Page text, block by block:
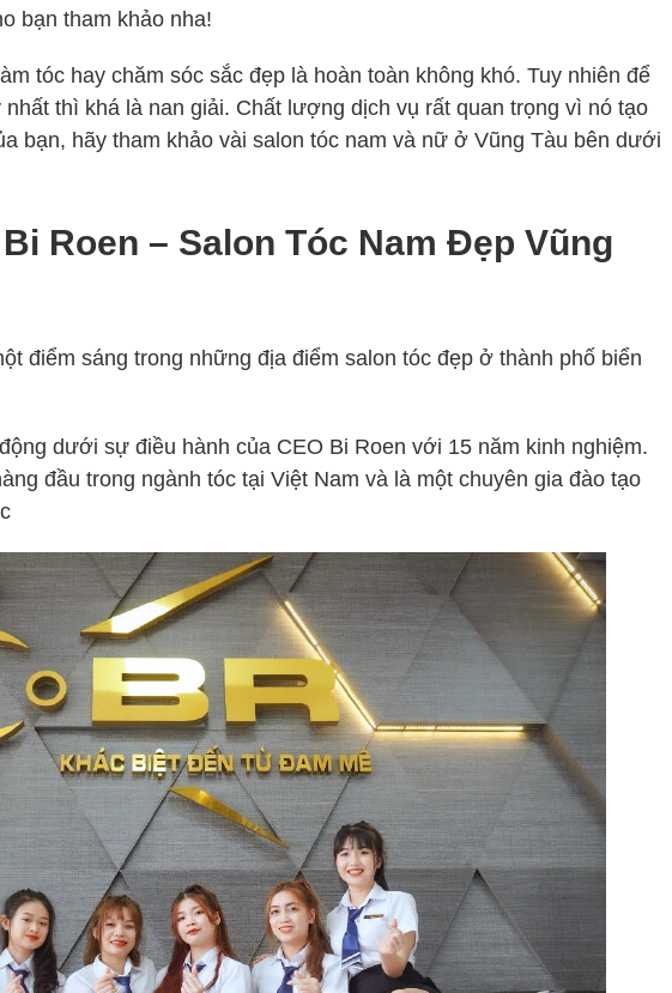
bạn tham khảo nha!
tóc hay chăm sóc sắc đẹp là hoàn toàn không khó. Tuy nhiên để
thì khá là nan giải. Chất lượng dịch vụ rất quan trọng vì nó tạo
bạn, hãy tham khảo vài salon tóc nam và nữ ở Vũng Tàu bên dưới
Roen – Salon Tóc Nam Đẹp Vũng
điểm sáng trong những địa điểm salon tóc đẹp ở thành phố biển
dưới sự điều hành của CEO Bi Roen với 15 năm kinh nghiệm.
đầu trong ngành tóc tại Việt Nam và là một chuyên gia đào tạo